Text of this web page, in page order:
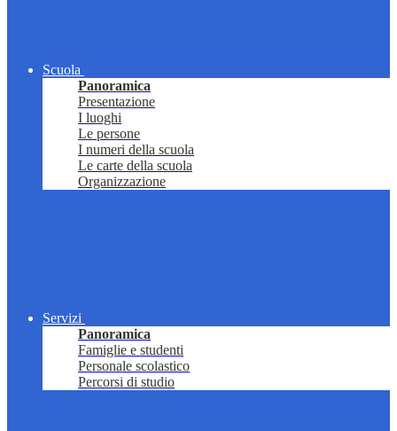
Scuola
Panoramica
Presentazione
I luoghi
Le persone
I numeri della scuola
Le carte della scuola
Organizzazione
Servizi
Panoramica
Famiglie e studenti
Personale scolastico
Percorsi di studio